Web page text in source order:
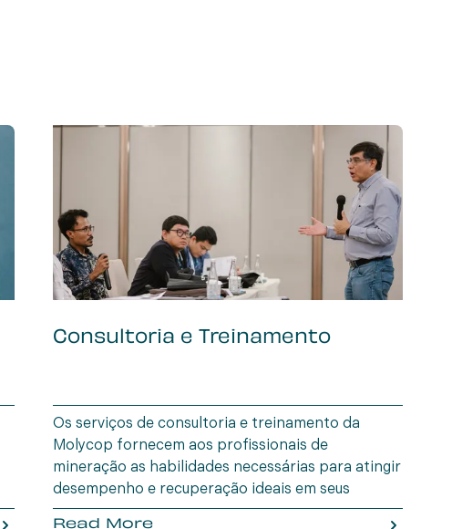
Consultoria e Treinamento
Os serviços de consultoria e treinamento da
Molycop fornecem aos profissionais de
mineração as habilidades necessárias para atingir
desempenho e recuperação ideais em seus
circuitos e operações de processamento de
Read More